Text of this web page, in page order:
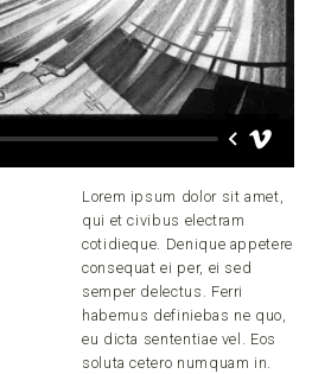
Lorem ipsum dolor sit amet,
qui et civibus electram
cotidieque. Denique appetere
consequat ei per, ei sed
semper delectus. Ferri
habemus definiebas ne quo,
eu dicta sententiae vel. Eos
soluta cetero numquam in.